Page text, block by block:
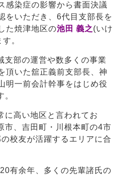
感染症の影響から書面決議
をいただき、6代目支部長を
た焼津地区の池田 義之(いけ
。
支部の運営や数多くの事業
頂いた舘正義前支部長、神
明一前会計幹事をはじめ役
に高い地区と言われてお
市、吉田町・川根本町の4市
校友が活躍するエリアに合
有余年、多くの先輩諸氏の